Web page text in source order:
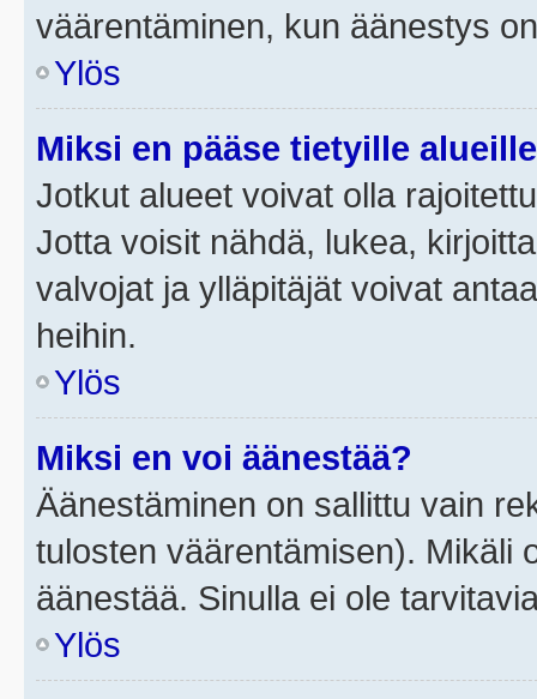
väärentäminen, kun äänestys
Ylös
Miksi en pääse tietyille
Jotkut alueet voivat olla
Jotta voisit nähdä, lukea,
valvojat ja ylläpitäjät voivat
heihin.
Ylös
Miksi en voi äänestää?
Äänestäminen on sallittu vain
tulosten väärentämisen). Mikäli
äänestää. Sinulla ei ole
Ylös